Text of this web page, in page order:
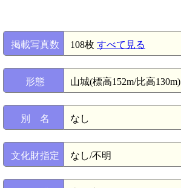
掲載写真数 108枚 すべて見る
形態 山城(標高152m/比高130m)
別 名 なし
文化財指定 なし/不明